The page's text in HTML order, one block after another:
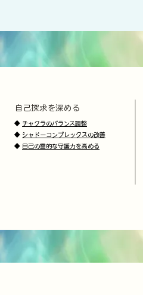
自己探求を深める
◆ チャクラのバランス調整
◆ シャドーコンプレックスの改善
◆ 自己の霊的な守護力を高める